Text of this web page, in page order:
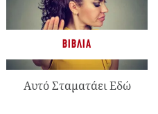
ΒΙΒΛΊΑ
Αυτό Σταματάει Εδώ